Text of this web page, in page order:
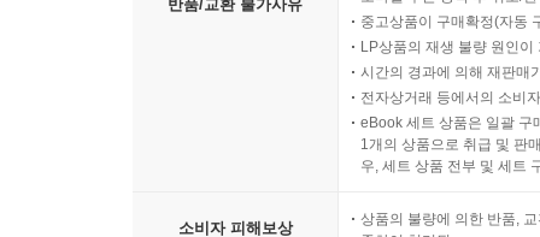
반품/교환 불가사유
중고상품이 구매확정(자동
LP상품의 재생 불량 원인
시간의 경과에 의해 재판매
전자상거래 등에서의 소비
eBook 세트 상품은 일괄 구
1개의 상품으로 취급 및 판
우, 세트 상품 전부 및 세트
소비자 피해보상
상품의 불량에 의한 반품,